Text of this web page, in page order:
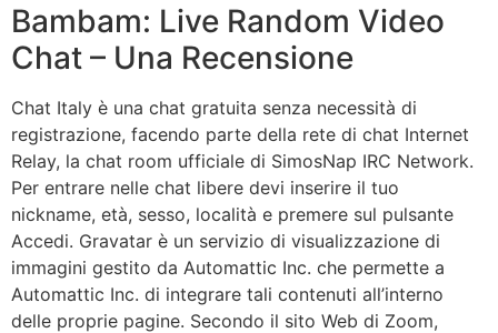
Bambam: Live Random Video
Chat – Una Recensione
Chat Italy è una chat gratuita senza necessità di
registrazione, facendo parte della rete di chat Internet
Relay, la chat room ufficiale di SimosNap IRC Network.
Per entrare nelle chat libere devi inserire il tuo
nickname, età, sesso, località e premere sul pulsante
Accedi. Gravatar è un servizio di visualizzazione di
immagini gestito da Automattic Inc. che permette a
Automattic Inc. di integrare tali contenuti all’interno
delle proprie pagine. Secondo il sito Web di Zoom,